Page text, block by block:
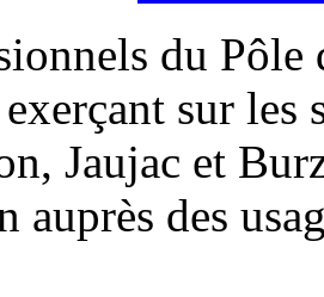
du Pôle
sur
Jaujac et
auprès des